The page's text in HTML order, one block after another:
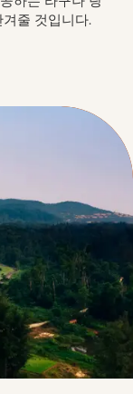
줄 것입니다.